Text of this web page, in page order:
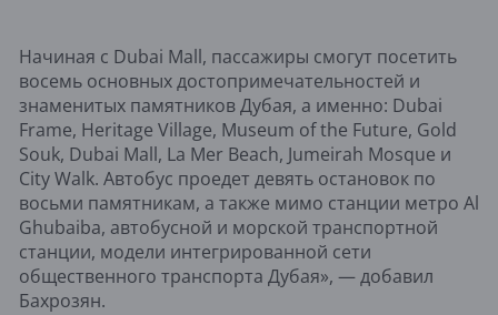
Начиная с Dubai Mall, пассажиры смогут посетить
восемь основных достопримечательностей и
знаменитых памятников Дубая, а именно: Dubai
Frame, Heritage Village, Museum of the Future, Gold
Souk, Dubai Mall, La Mer Beach, Jumeirah Mosque и
City Walk. Автобус проедет девять остановок по
восьми памятникам, а также мимо станции метро Al
Ghubaiba, автобусной и морской транспортной
станции, модели интегрированной сети
общественного транспорта Дубая», — добавил
Бахрозян.